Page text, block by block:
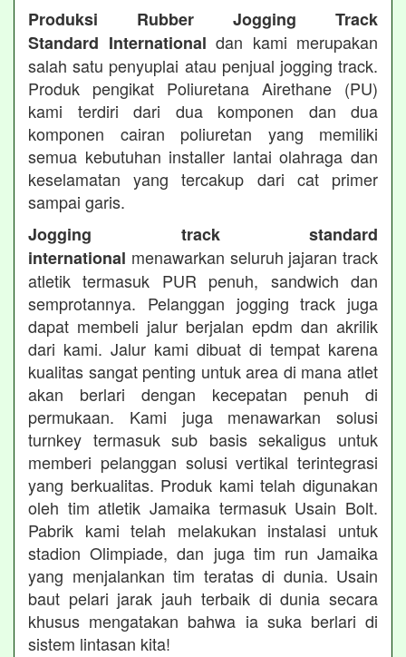
Produksi Rubber Jogging Track
Standard International dan kami merupakan
salah satu penyuplai atau penjual jogging track.
Produk pengikat Poliuretana Airethane (PU)
kami terdiri dari dua komponen dan dua
komponen cairan poliuretan yang memiliki
semua kebutuhan installer lantai olahraga dan
keselamatan yang tercakup dari cat primer
sampai garis.
Jogging track standard
international menawarkan seluruh jajaran track
atletik termasuk PUR penuh, sandwich dan
semprotannya. Pelanggan jogging track juga
dapat membeli jalur berjalan epdm dan akrilik
dari kami. Jalur kami dibuat di tempat karena
kualitas sangat penting untuk area di mana atlet
akan berlari dengan kecepatan penuh di
permukaan. Kami juga menawarkan solusi
turnkey termasuk sub basis sekaligus untuk
memberi pelanggan solusi vertikal terintegrasi
yang berkualitas. Produk kami telah digunakan
oleh tim atletik Jamaika termasuk Usain Bolt.
Pabrik kami telah melakukan instalasi untuk
stadion Olimpiade, dan juga tim run Jamaika
yang menjalankan tim teratas di dunia. Usain
baut pelari jarak jauh terbaik di dunia secara
khusus mengatakan bahwa ia suka berlari di
sistem lintasan kita!